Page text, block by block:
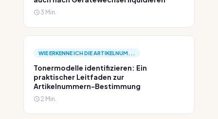
3 Min.
WIE ERKENNE ICH DIE ARTIKELNUM...
Tonermodelle identifizieren: Ein
praktischer Leitfaden zur
Artikelnummern-Bestimmung
2 Min.